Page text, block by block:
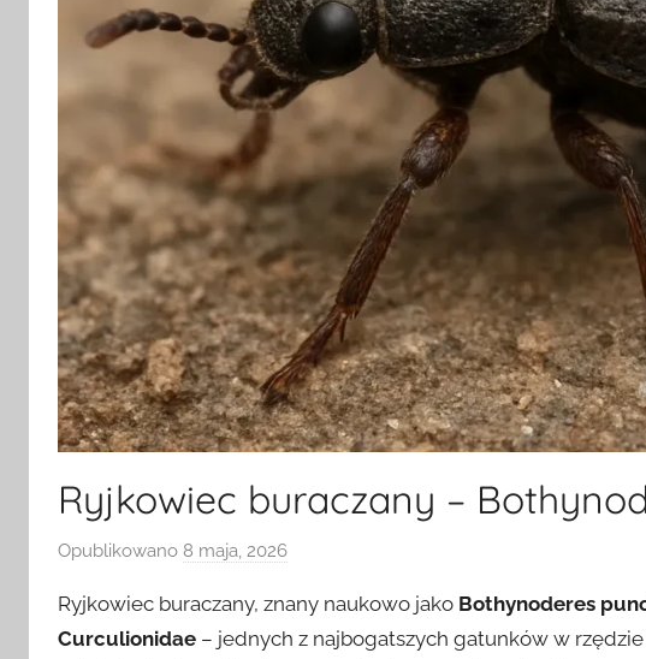
Ryjkowiec buraczany –
Opublikowano 8 maja, 2026
z
e
Ryjkowiec buraczany, znany naukowo jako Bothynoderes
Curculionidae – jednych z najbogatszych gatunków w